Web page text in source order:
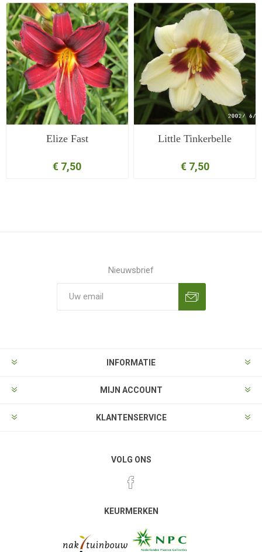
Elize Fast
€ 7,50
Little Tinkerbelle
€ 7,50
Nieuwsbrief
INFORMATIE
MIJN ACCOUNT
KLANTENSERVICE
VOLG ONS
KEURMERKEN